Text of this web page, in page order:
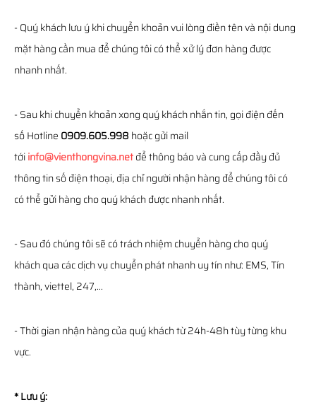
- Quý khách lưu ý khi chuyển khoản vui lòng điền tên và nội dung
mặt hàng cần mua để chúng tôi có thể xử lý đơn hàng được
nhanh nhất.
- Sau khi chuyển khoản xong quý khách nhắn tin, gọi điện đến
số Hotline 0909.605.998 hoặc gửi mail
tớiinfo@vienthongvina.netđể thông báo và cung cấp đầy đủ
thông tin số điện thoại, địa chỉ người nhận hàng để chúng tôi có
có thể gửi hàng cho quý khách được nhanh nhất.
- Sau đó chúng tôi sẽ có trách nhiệm chuyển hàng cho quý
khách qua các dịch vụ chuyển phát nhanh uy tín như: EMS, Tín
thành, viettel, 247,...
- Thời gian nhận hàng của quý khách từ 24h-48h tùy từng khu
vực.
* Lưu ý: